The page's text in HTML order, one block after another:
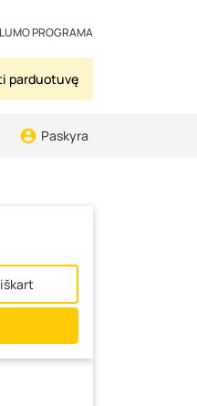
PROGRAMA
parduotuvę
Paskyra